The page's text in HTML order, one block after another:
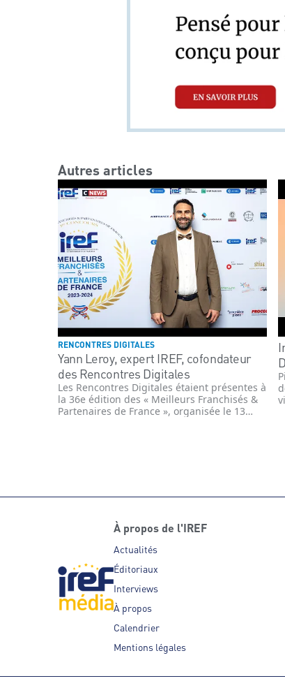
Autres articles
RENCONTRES DIGITALES
Yann Leroy, expert IREF, cofondateur
des Rencontres Digitales
Les Rencontres Digitales étaient présentes à
la 36e édition des « Meilleurs Franchisés &
Partenaires de France », organisée le 13
À propos de l'IREF
Actualités
Éditoriaux
Interviews
À propos
Calendrier
Mentions légales